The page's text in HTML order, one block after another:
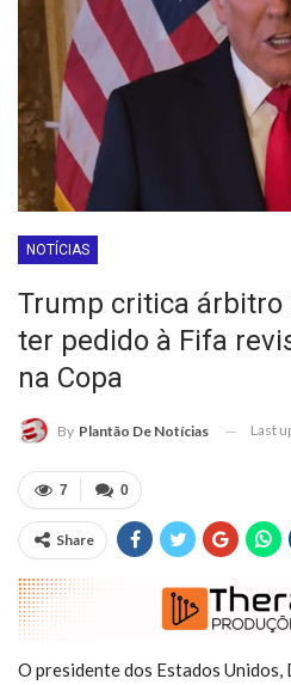
NOTÍCIAS
Trump critica árbitro
ter pedido à Fifa
na Copa
By Plantão De Notícias Last
0
7
Share
O presidente dos Estados Unidos,